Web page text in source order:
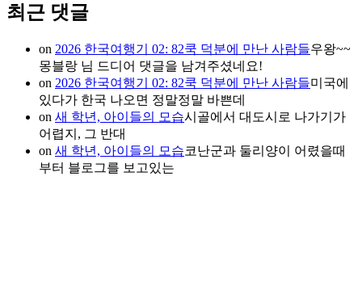
최근 댓글
on 2026 한국여행기 02: 82쿡 덕분에 만난 사람들우왕~~
몽블랑 님 드디어 댓글을 남겨주셨네요!
on 2026 한국여행기 02: 82쿡 덕분에 만난 사람들미국에
있다가 한국 나오면 정말정말 바쁜데
on 새 학년, 아이들의 모습시골에서 대도시로 나가기가
어렵지, 그 반대
on 새 학년, 아이들의 모습코난군과 둘리양이 어렸을때
부터 블로그를 보고있는